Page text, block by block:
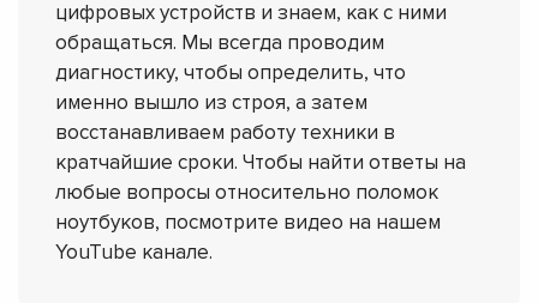
цифровых устройств и знаем, как с ними
обращаться. Мы всегда проводим
диагностику, чтобы определить, что
именно вышло из строя, а затем
восстанавливаем работу техники в
кратчайшие сроки. Чтобы найти ответы на
любые вопросы относительно поломок
ноутбуков, посмотрите видео на нашем
YouTube канале.